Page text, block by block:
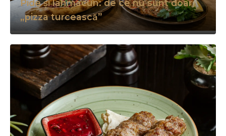
Pide și lahmacun: de ce nu sunt doar
„pizza turcească”